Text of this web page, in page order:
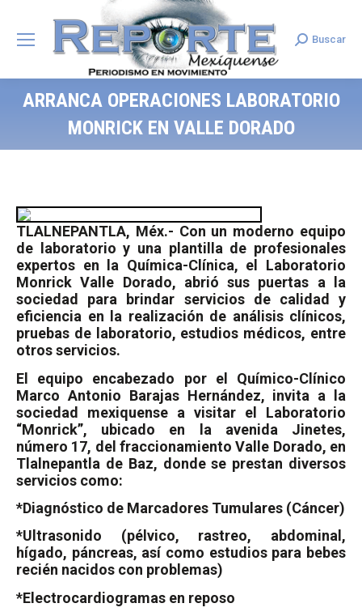
Search:
Buscar
ARRANCA OPERACIONES LABORATORIO
MONRICK EN VALLE DORADO
TLALNEPANTLA, Méx.- Con un moderno equipo
de laboratorio y una plantilla de profesionales
expertos en la Química-Clínica, el Laboratorio
Monrick Valle Dorado, abrió sus puertas a la
sociedad para brindar servicios de calidad y
eficiencia en la realización de análisis clínicos,
pruebas de laboratorio, estudios médicos, entre
otros servicios.
El equipo encabezado por el Químico-Clínico
Marco Antonio Barajas Hernández, invita a la
sociedad mexiquense a visitar el Laboratorio
“Monrick”, ubicado en la avenida Jinetes,
número 17, del fraccionamiento Valle Dorado, en
Tlalnepantla de Baz, donde se prestan diversos
servicios como:
*Diagnóstico de Marcadores Tumulares (Cáncer)
*Ultrasonido (pélvico, rastreo, abdominal,
hígado, páncreas, así como estudios para bebes
recién nacidos con problemas)
*Electrocardiogramas en reposo